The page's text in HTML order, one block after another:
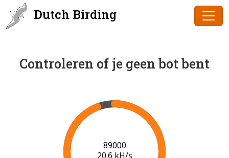
Dutch Birding
Controleren of je geen bot bent
91000
20.5 kH/s